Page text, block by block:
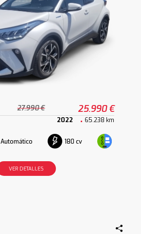
27.990 € 25.990 €
2022 65.238 km
Automático 180 cv
VER DETALLES